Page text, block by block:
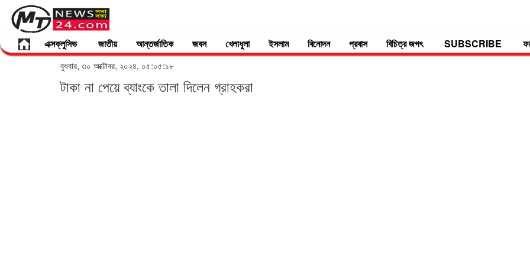
এক্সক্লুসিভ জাতীয় আন্তর্জাতিক জবস খেলাধুলা ইসলাম বিনোদন প্রবাস বিচিত্র জগৎ SUBSCRIBE
বুধবার, ৩০ অক্টোবর, ২০২৪, ০৫:০৫:১৮
টাকা না পেয়ে ব্যাংকে তালা দিলেন গ্রাহকরা